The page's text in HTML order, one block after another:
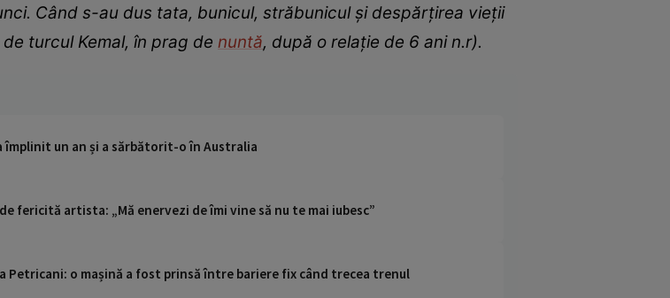
Când s-au dus tata, bunicul, străbunicul și despărțirea vieții
turcul Kemal, în prag de nuntă, după o relație de 6 ani n.r).
împlinit un an și a sărbătorit-o în Australia
fericită artista: „Mă enervezi de îmi vine să nu te mai iubesc”
Petricani: o mașină a fost prinsă între bariere fix când trecea trenul